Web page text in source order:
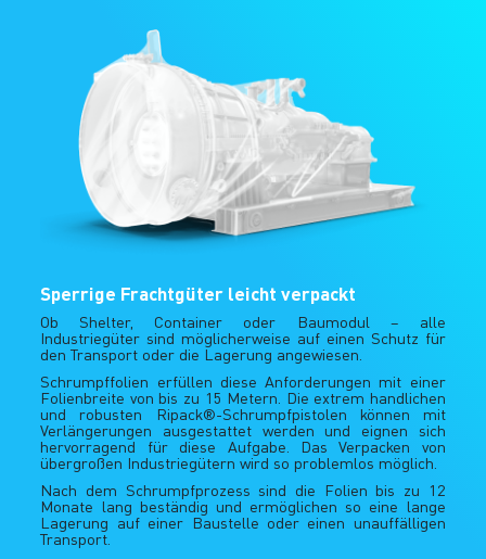
Sperrige Frachtgüter leicht verpackt
Ob Shelter, Container oder Baumodul – alle
Industriegüter sind möglicherweise auf einen Schutz für
den Transport oder die Lagerung angewiesen.
Schrumpffolien erfüllen diese Anforderungen mit einer
Folienbreite von bis zu 15 Metern. Die extrem handlichen
und robusten Ripack®-Schrumpfpistolen können mit
Verlängerungen ausgestattet werden und eignen sich
hervorragend für diese Aufgabe. Das Verpacken von
übergroßen Industriegütern wird so problemlos möglich.
Nach dem Schrumpfprozess sind die Folien bis zu 12
Monate lang beständig und ermöglichen so eine lange
Lagerung auf einer Baustelle oder einen unauffälligen
Transport.